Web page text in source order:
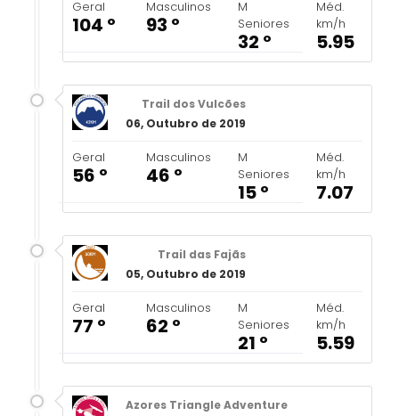
Geral
104 º
Masculinos
93 º
M
Seniores
32 º
Méd.
km/h
5.95
Trail dos Vulcões
06, Outubro de 2019
Geral
56 º
Masculinos
46 º
M
Seniores
15 º
Méd.
km/h
7.07
Trail das Fajãs
05, Outubro de 2019
Geral
77 º
Masculinos
62 º
M
Seniores
21 º
Méd.
km/h
5.59
Azores Triangle Adventure